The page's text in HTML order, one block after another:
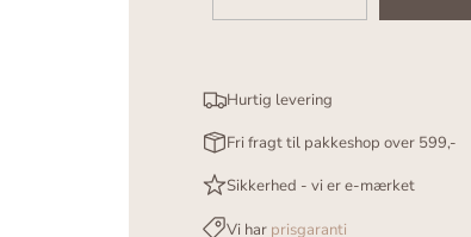
Hurtig levering
Fri fragt til pakkeshop over 599,-
Sikkerhed - vi er e-mærket
Vi har prisgaranti